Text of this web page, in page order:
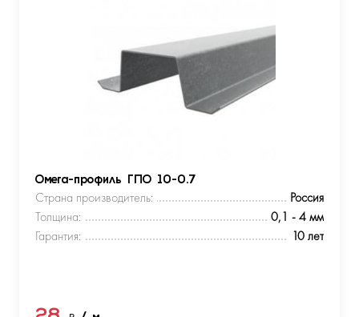
Омега-профиль ГПО 10-0.7
Страна производитель:
Россия
Толщина:
0,1 - 4 мм
Гарантия:
10 лет